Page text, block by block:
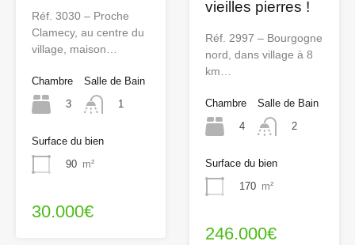
Réf. 3030 – Proche
Clamecy, au centre du
village, maison…
Chambre
3
Salle de Bain
1
Surface du bien
90 m²
30.000€
vieilles pierres !
Réf. 2997 – Bourgogne
nord, dans village à 8
km…
Chambre
4
Salle de Bain
2
Surface du bien
170 m²
246.000€